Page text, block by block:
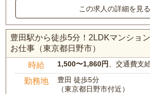
この求人の詳細を見る
豊田駅から徒歩5分！2LDKマンショ
お仕事（東京都日野市）
時給 1,500〜1,860円、交通費支
勤務地
豊田 徒歩5分
（東京都日野市付近）